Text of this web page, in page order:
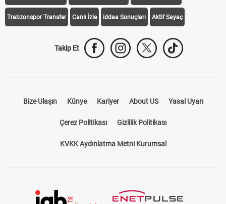
Trabzonspor Transfer Canlı İzle iddaa Sonuçları Aktif Sayaç
Takip Et
Bize Ulaşın Künye Kariyer About US Yasal Uyarı
Çerez Politikası Gizlilik Politikası
KVKK Aydınlatma Metni Kurumsal